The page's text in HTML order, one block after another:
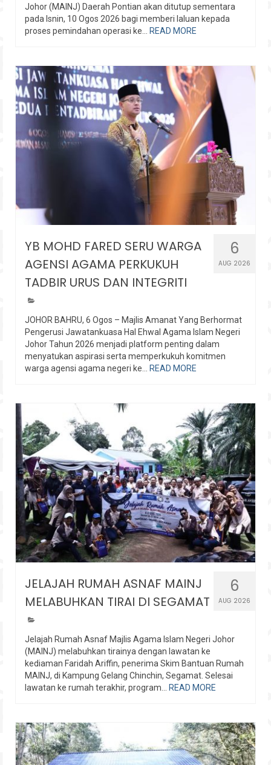
Johor (MAINJ) Daerah Pontian akan ditutup sementara
pada Isnin, 10 Ogos 2026 bagi memberi laluan kepada
proses pemindahan operasi ke...
READ MORE
6
AUG 2026
YB MOHD FARED SERU WARGA
AGENSI AGAMA PERKUKUH
TADBIR URUS DAN INTEGRITI
JOHOR BAHRU, 6 Ogos – Majlis Amanat Yang Berhormat
Pengerusi Jawatankuasa Hal Ehwal Agama Islam Negeri
Johor Tahun 2026 menjadi platform penting dalam
menyatukan aspirasi serta memperkukuh komitmen
warga agensi agama negeri ke...
READ MORE
6
AUG 2026
JELAJAH RUMAH ASNAF MAINJ
MELABUHKAN TIRAI DI SEGAMAT
Jelajah Rumah Asnaf Majlis Agama Islam Negeri Johor
(MAINJ) melabuhkan tirainya dengan lawatan ke
kediaman Faridah Ariffin, penerima Skim Bantuan Rumah
MAINJ, di Kampung Gelang Chinchin, Segamat. Selesai
lawatan ke rumah terakhir, program...
READ MORE